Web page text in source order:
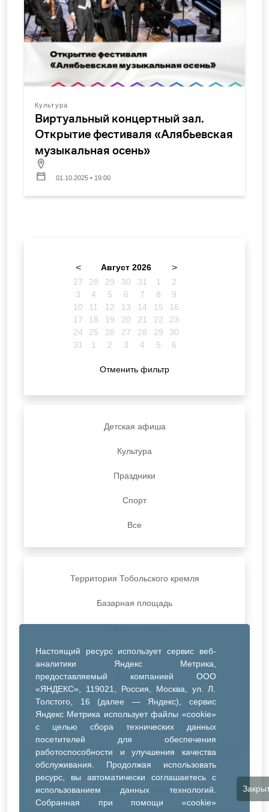
Настоящий ресурс использует сервис веб-
аналитики Яндекс Метрика,
предоставляемый компанией ООО
«ЯНДЕКС», 119021, Россия, Москва, ул. Л.
Толстого, 16 (далее — Яндекс), сервис
Яндекс Метрика использует файлы «cookie»
с целью сбора технических данных
посетителей для обеспечения
работоспособности и улучшения качества
обслуживания. Продолжая использовать
ресурс, вы автоматически соглашаетесь с
использованием данных технологий.
Собранная при помощи «cookie»
Культура
Виртуальный концертный зал.
Открытие фестиваля «Алябьевская
музыкальная осень»
01.10.2025 • 19:00
< Август 2026 >
27 28 29 30 31 1
2
3
4 5 6 7 8
9
10
11 12 13 14 15
16
17
18 19 20 21 22
23
24
25 26 27 28 29
30
31
1 2 3 4 5 6
Отменить фильтр
Детская афиша
Культура
Праздники
Спорт
Все
Территория Тобольского кремля
Базарная площадь
ДК Синтез
ДК Речник
ДК Водник
Иное
Очистить все фильтры